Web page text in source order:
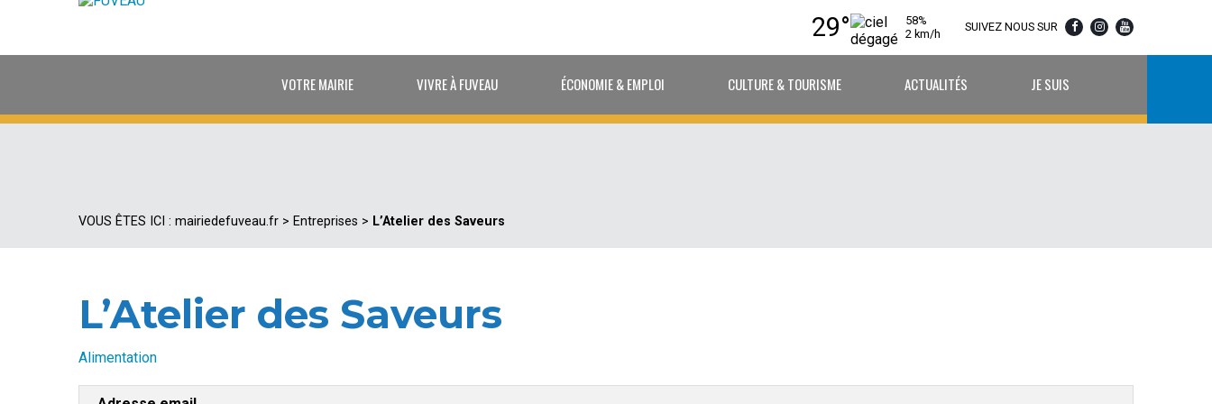
SUIVEZ NOUS SUR
29°
58%
2 km/h
VOTRE MAIRIE VIVRE À FUVEAU ÉCONOMIE & EMPLOI CULTURE & TOURISME ACTUALITÉS JE SUIS
VOUS ÊTES ICI : mairiedefuveau.fr > Entreprises > L’Atelier des Saveurs
L’Atelier des Saveurs
Alimentation